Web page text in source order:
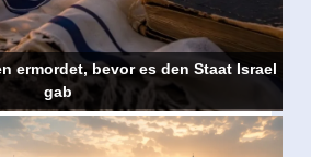
ermordet, bevor es den Staat Israel
gab